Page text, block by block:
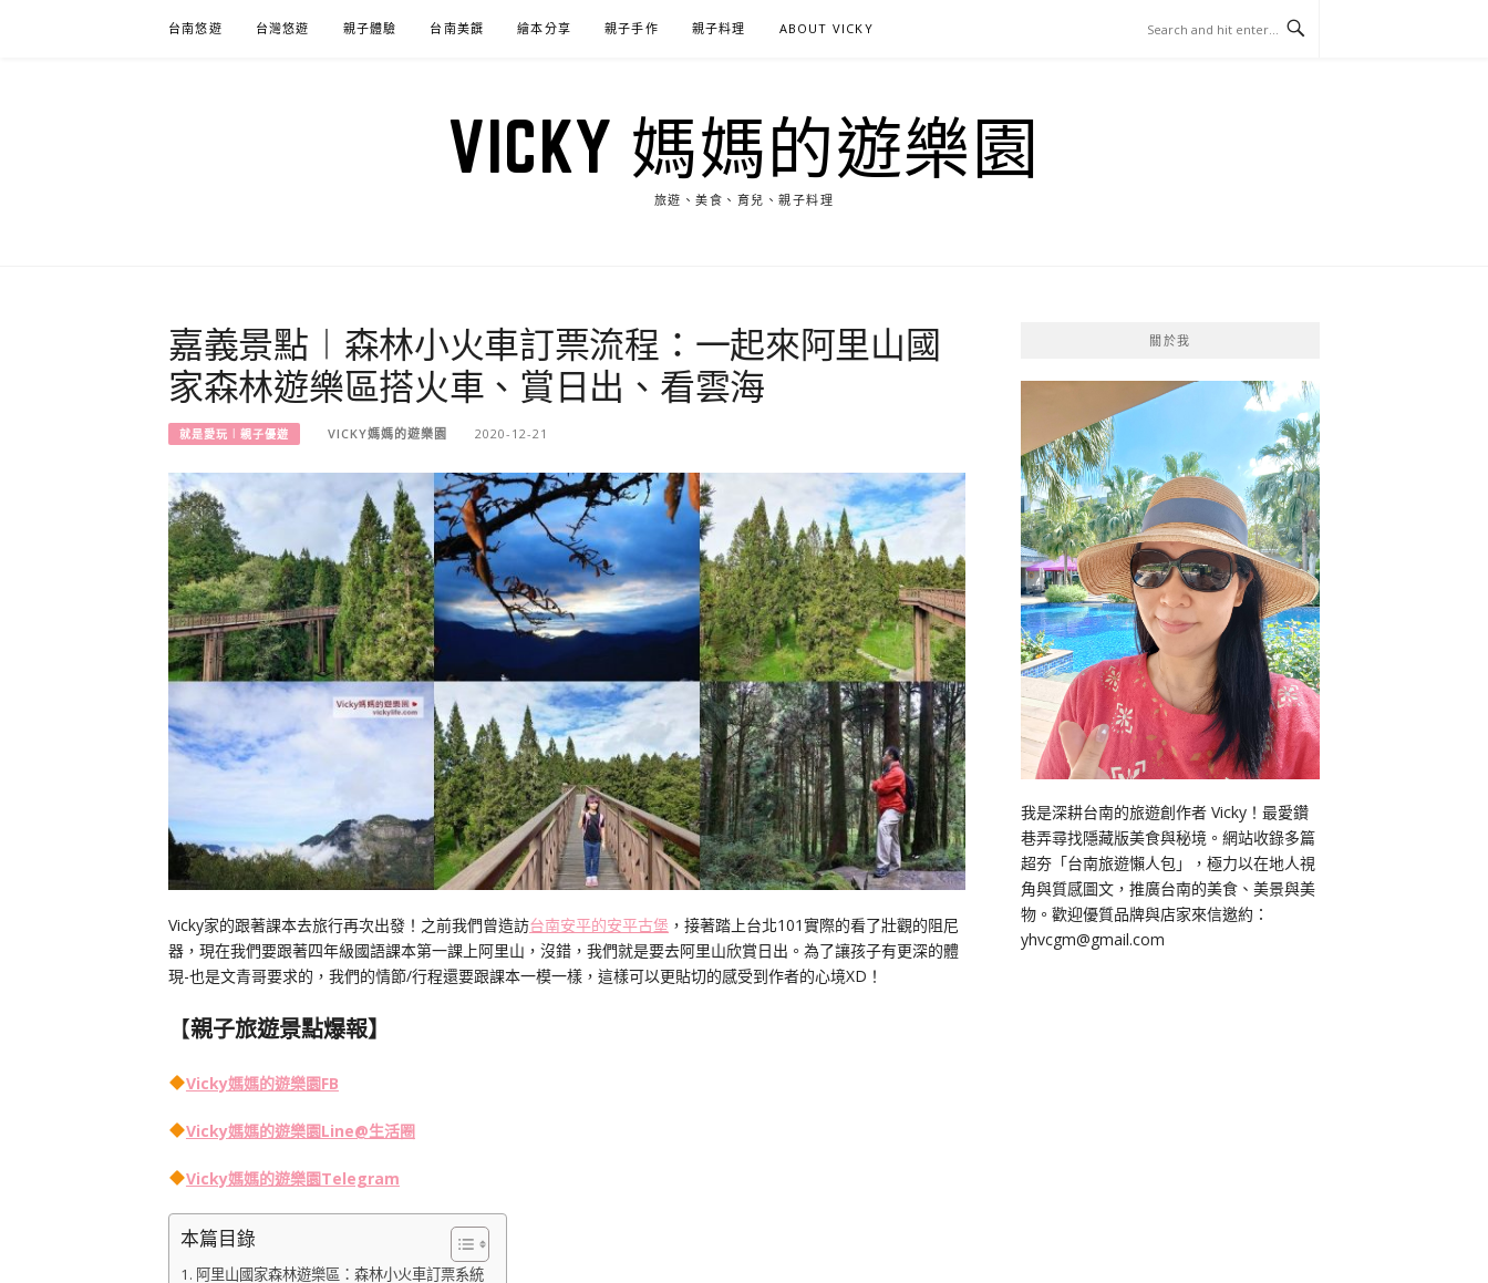
台南悠遊 台灣悠遊 親子體驗 台南美饌 繪本分享 親子手作 親子料理 ABOUT VICKY
VICKY 媽媽的遊樂園
旅遊、美食、育兒、親子料理
嘉義景點︱森林小火車訂票流程：一起來阿里山國
家森林遊樂區搭火車、賞日出、看雲海
就是愛玩︱親子優遊 VICKY媽媽的遊樂園 2020-12-21
Vicky家的跟著課本去旅行再次出發！之前我們曾造訪台南安平的安平古堡 ，接著踏上台北101實際的看了壯觀的阻尼
器，現在我們要跟著四年級國語課本第一課上阿里山，沒錯，我們就是要去阿里山欣賞日出。為了讓孩子有更深的體
現-也是文青哥要求的，我們的情節/行程還要跟課本一模一樣，這樣可以更貼切的感受到作者的心境XD！
【親子旅遊景點爆報】
Vicky媽媽的遊樂園FB
Vicky媽媽的遊樂園Line@生活圈
Vicky媽媽的遊樂園Telegram
本篇目錄
阿里山國家森林遊樂區：森林小火車訂票系統
關於我
我是深耕台南的旅遊創作者 Vicky！最愛鑽
巷弄尋找隱藏版美食與秘境。網站收錄多篇
超夯「台南旅遊懶人包」，極力以在地人視
角與質感圖文，推廣台南的美食、美景與美
物。歡迎優質品牌與店家來信邀約：
yhvcgm@gmail.com